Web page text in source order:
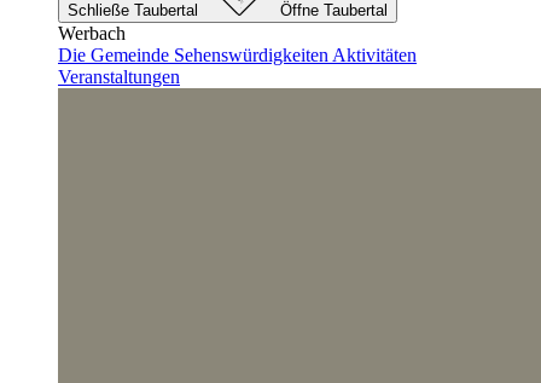
Schließe Taubertal Öffne Taubertal
Werbach
Die Gemeinde Sehenswürdigkeiten Aktivitäten
Veranstaltungen